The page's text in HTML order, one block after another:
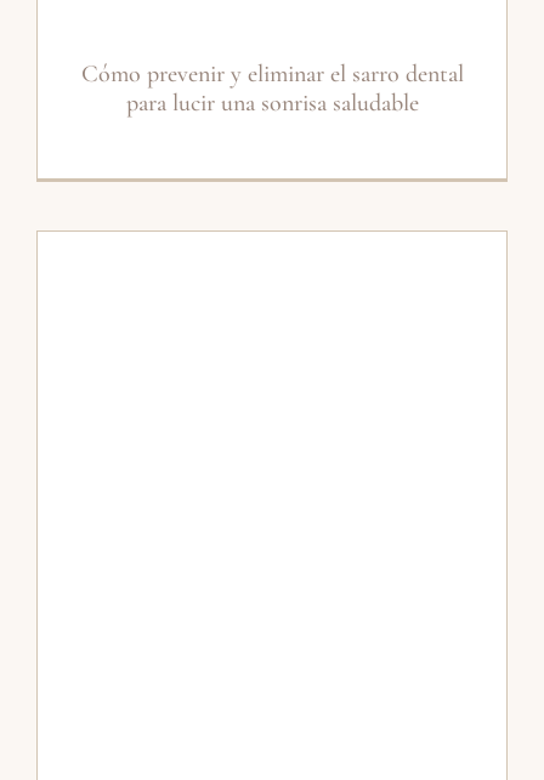
Cómo prevenir y eliminar el sarro dental
para lucir una sonrisa saludable